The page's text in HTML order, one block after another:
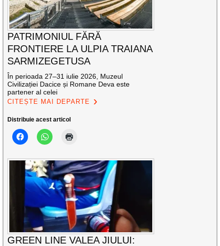
PATRIMONIUL FĂRĂ
FRONTIERE LA ULPIA TRAIANA
SARMIZEGETUSA
În perioada 27–31 iulie 2026, Muzeul
Civilizației Dacice și Romane Deva este
partener al celei
CITEȘTE MAI DEPARTE
Distribuie acest articol
GREEN LINE VALEA JIULUI: